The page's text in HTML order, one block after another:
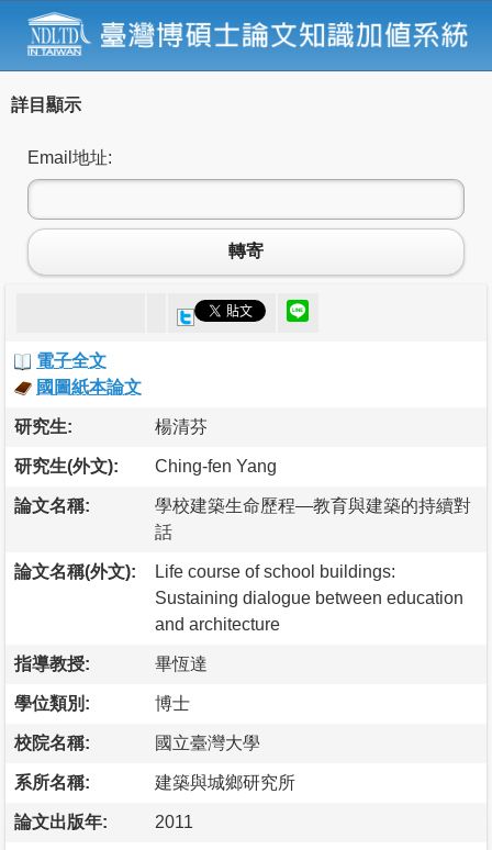
詳目顯示
Email地址:
轉寄
電子全文
國圖紙本論文
研究生: 楊清芬
研究生(外文): Ching-fen Yang
論文名稱:
學校建築生命歷程—教育與建築的持續對
話
論文名稱(外文):
Life course of school buildings:
Sustaining dialogue between education
and architecture
指導教授: 畢恆達
學位類別: 博士
校院名稱: 國立臺灣大學
系所名稱: 建築與城鄉研究所
論文出版年: 2011